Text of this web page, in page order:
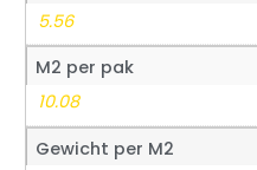
5.56
M2 per pak
10.08
Gewicht per M2